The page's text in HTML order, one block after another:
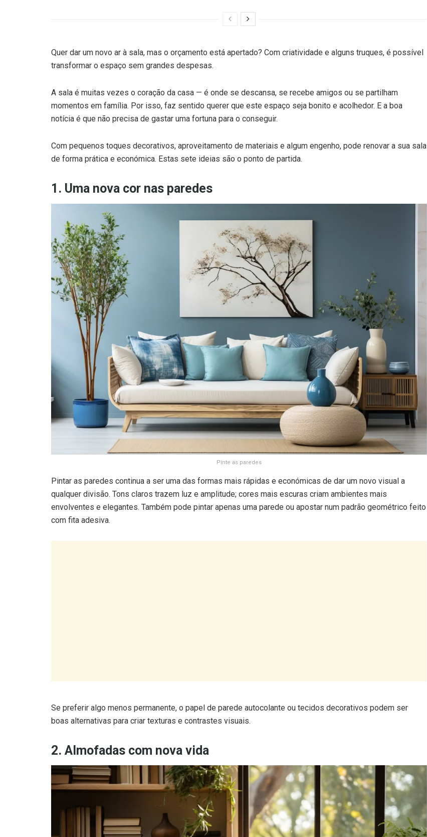
Quer dar um novo ar à sala, mas o orçamento está apertado? Com criatividade e alguns truques, é possível
transformar o espaço sem grandes despesas.
A sala é muitas vezes o coração da casa — é onde se descansa, se recebe amigos ou se partilham
momentos em família. Por isso, faz sentido querer que este espaço seja bonito e acolhedor. E a boa
notícia é que não precisa de gastar uma fortuna para o conseguir.
Com pequenos toques decorativos, aproveitamento de materiais e algum engenho, pode renovar a sua sala
de forma prática e económica. Estas sete ideias são o ponto de partida.
1. Uma nova cor nas paredes
Pinte as paredes
Pintar as paredes continua a ser uma das formas mais rápidas e económicas de dar um novo visual a
qualquer divisão. Tons claros trazem luz e amplitude; cores mais escuras criam ambientes mais
envolventes e elegantes. Também pode pintar apenas uma parede ou apostar num padrão geométrico feito
com fita adesiva.
2. Almofadas com nova vida